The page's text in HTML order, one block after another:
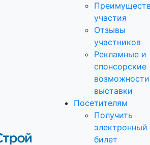
участия
Отзывы
участников
Рекламные и
спонсорские
возможности
выставки
Посетителям
Получить
электронный
билет